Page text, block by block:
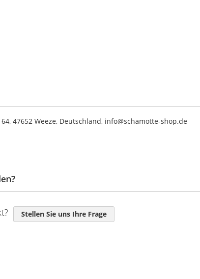
47652 Weeze, Deutschland, info@schamotte-shop.de
Stellen Sie uns Ihre Frage